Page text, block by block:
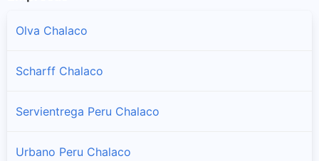
Olva Chalaco
Scharff Chalaco
Servientrega Peru Chalaco
Urbano Peru Chalaco